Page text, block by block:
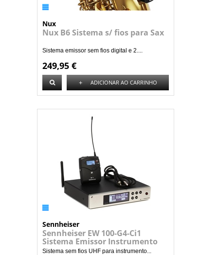
Nux
Nux B6 Sistema s/ fios para Sax
Sistema emissor sem fios digital e 2....
249,95 €
+ ADICIONAR AO CARRINHO
Sennheiser
Sennheiser EW 100-G4-Ci1
Sistema Emissor Instrumento
Sistema sem fios UHF para instrumento...